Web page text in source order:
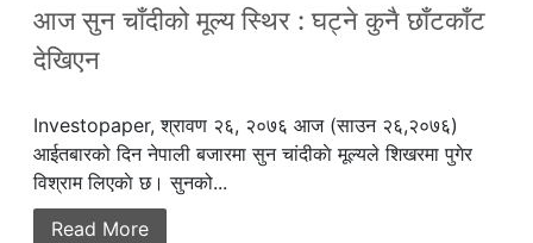
आज सुन चाँदीको मूल्य स्थिर : घट्ने कुनै छाँटकाँट
देखिएन
Investopaper, श्रावण २६, २०७६ आज (साउन २६,२०७६)
आईतबारको दिन नेपाली बजारमा सुन चांदीकाे मूल्यले शिखरमा पुगेर
विश्राम लिएकाे छ। सुनको...
Read More